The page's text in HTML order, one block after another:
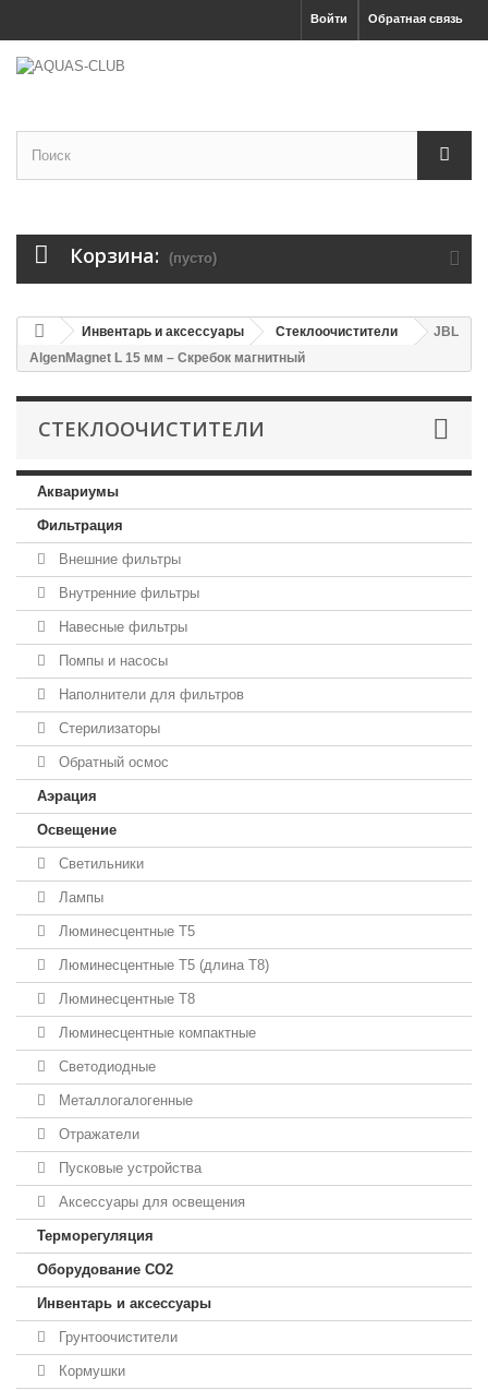
Обратная связь
Войти
Корзина: (пусто)
Инвентарь и аксессуары Стеклоочистители
JBL
AlgenMagnet L 15 мм – Скребок магнитный
СТЕКЛООЧИСТИТЕЛИ
Аквариумы
Фильтрация
Внешние фильтры
Внутренние фильтры
Навесные фильтры
Помпы и насосы
Наполнители для фильтров
Стерилизаторы
Обратный осмос
Аэрация
Освещение
Светильники
Лампы
Люминесцентные T5
Люминесцентные T5 (длина T8)
Люминесцентные T8
Люминесцентные компактные
Светодиодные
Металлогалогенные
Отражатели
Пусковые устройства
Аксессуары для освещения
Терморегуляция
Оборудование CO2
Инвентарь и аксессуары
Грунтоочистители
Кормушки